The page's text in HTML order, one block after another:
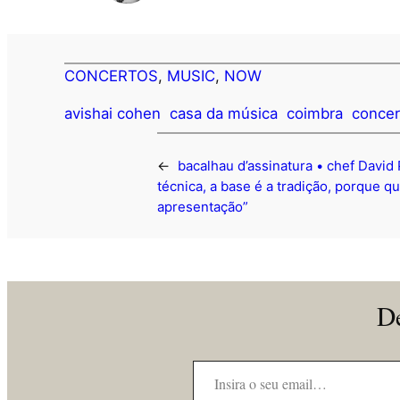
CONCERTOS, MUSIC, NOW
avishai cohen casa da música coimbra
← bacalhau d’assinatura • chef
técnica, a base é a tradição, porque
apresentação”
Insira o seu email…